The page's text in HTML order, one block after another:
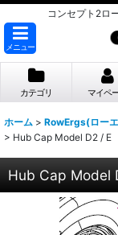
コンセプト2ロ
メニュー
カテゴリ マイペ
ホーム > RowErgs(ローエ
> Hub Cap Model D2 / E
Hub Cap Model